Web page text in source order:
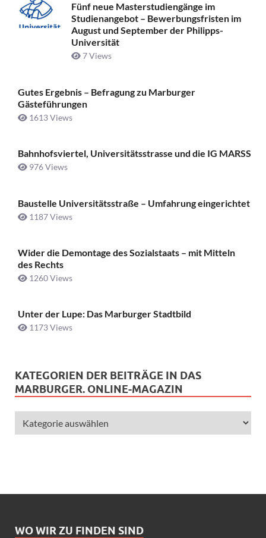
Fünf neue Masterstudiengänge im
Studienangebot – Bewerbungsfristen im
August und September der Philipps-
Universität
7 Views
Gutes Ergebnis – Befragung zu Marburger
Gästeführungen
1613 Views
Bahnhofsviertel, Universitätsstrasse und die IG MARSS
976 Views
Baustelle Universitätsstraße ­– Umfahrung eingerichtet
1187 Views
Wider die Demontage des Sozialstaats – mit Mitteln
des Rechts
1260 Views
Unter der Lupe: Das Marburger Stadtbild
1173 Views
KATEGORIEN DER BEITRÄGE IN DAS
MARBURGER. ONLINE-MAGAZIN
WO WIR ZU FINDEN SIND